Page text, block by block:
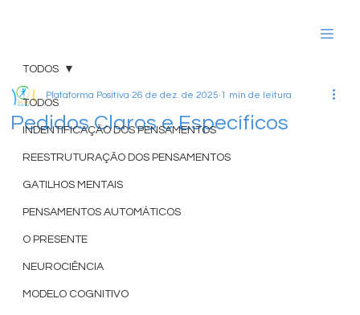
TODOS
INDENTIFICAÇÃO DOS PENSAMENTOS
REESTRUTURAÇÃO DOS PENSAMENTOS
GATILHOS MENTAIS
PENSAMENTOS AUTOMÁTICOS
O PRESENTE
NEUROCIÊNCIA
MODELO COGNITIVO
TODOS
Pedidos Claros e Específicos
Plataforma Positiva 26 de dez. de 2025 1 min de leitura